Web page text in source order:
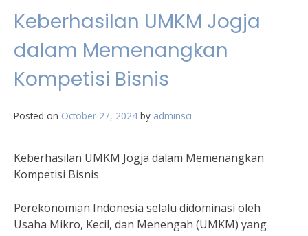
Keberhasilan UMKM Jogja
dalam Memenangkan
Kompetisi Bisnis
Posted on October 27, 2024 by adminsci
Keberhasilan UMKM Jogja dalam Memenangkan
Kompetisi Bisnis
Perekonomian Indonesia selalu didominasi oleh
Usaha Mikro, Kecil, dan Menengah (UMKM) yang